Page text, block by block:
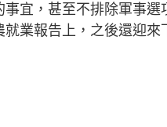
宜，甚至不排除軍事
業報告上，之後還迎